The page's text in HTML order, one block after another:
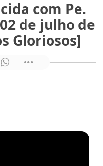
com Pe.
de julho de
Gloriosos]